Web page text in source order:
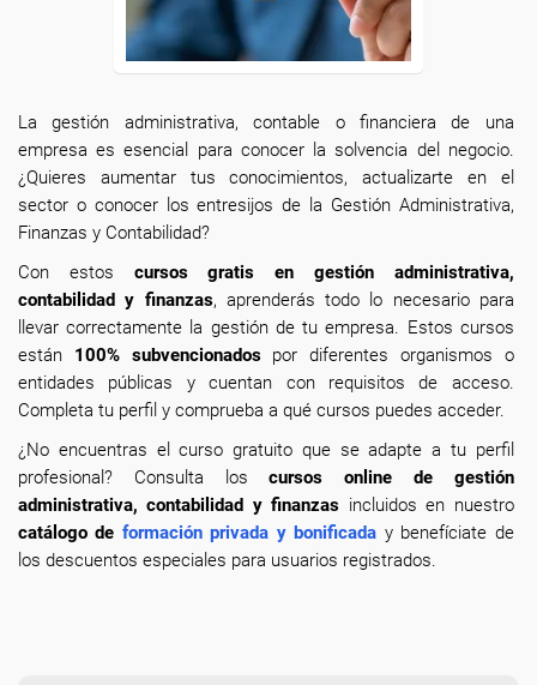
La gestión administrativa, contable o financiera de una
empresa es esencial para conocer la solvencia del negocio.
¿Quieres aumentar tus conocimientos, actualizarte en el
sector o conocer los entresijos de la Gestión Administrativa,
Finanzas y Contabilidad?
Con estos cursos gratis en gestión administrativa,
contabilidad y finanzas, aprenderás todo lo necesario para
llevar correctamente la gestión de tu empresa. Estos cursos
están 100% subvencionadospor diferentes organismos o
entidades públicas y cuentan con requisitos de acceso.
Completa tu perfil y comprueba a qué cursos puedes acceder.
¿No encuentras el curso gratuito que se adapte a tu perfil
profesional? Consulta loscursos online de gestión
administrativa, contabilidad y finanzas incluidos en nuestro
catálogo de formación privada y bonificada y benefíciate de
los descuentos especiales para usuarios registrados.